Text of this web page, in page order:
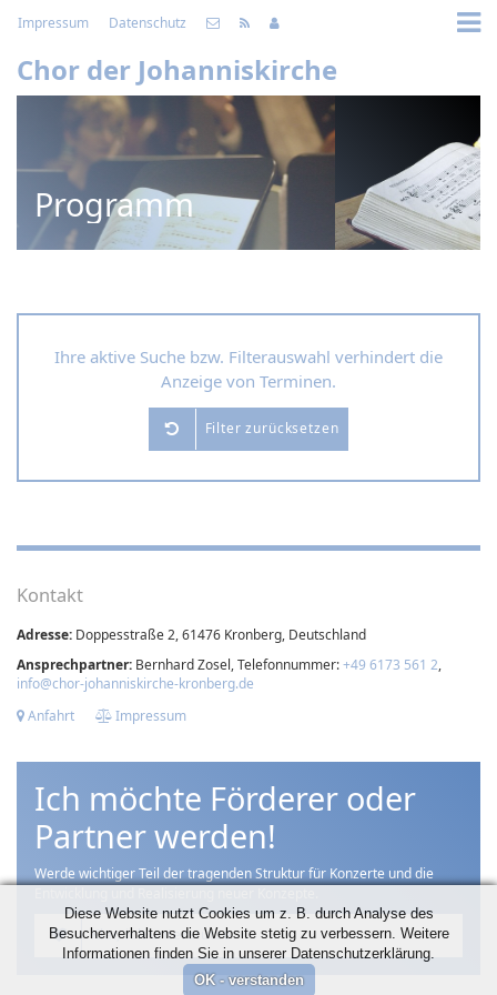
Impressum Datenschutz
Chor der Johanniskirche
Programm
Ihre aktive Suche bzw. Filterauswahl verhindert die
Anzeige von Terminen.
Filter zurücksetzen
Kontakt
Adresse: Doppesstraße 2, 61476 Kronberg, Deutschland
Ansprechpartner: Bernhard Zosel, Telefonnummer:+49 6173 561 2,
info@chor-johanniskirche-kronberg.de
Anfahrt
Impressum
Ich möchte Förderer oder
Partner werden!
Werde wichtiger Teil der tragenden Struktur für Konzerte und die
Klar, ich unterstütze
Diese Website nutzt Cookies um z. B. durch Analyse des
Besucherverhaltens die Website stetig zu verbessern. Weitere
Informationen finden Sie in unserer Datenschutzerklärung.